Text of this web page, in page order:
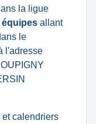
la ligue
équipes allant
le
l'adresse
calendriers